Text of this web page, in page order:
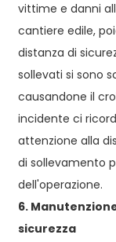
vittime e danni
cantiere edile,
distanza di
sollevati si sono
causandone il
incidente ci
attenzione alla
di sollevamento
dell'operazione.
6.
sicurezza